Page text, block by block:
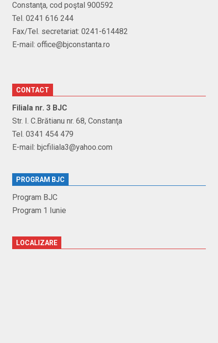
Constanţa, cod poştal 900592
Tel. 0241 616 244
Fax/Tel. secretariat: 0241-614482
E-mail: office@bjconstanta.ro
CONTACT
Filiala nr. 3 BJC
Str. I. C.Brătianu nr. 68, Constanţa
Tel. 0341 454 479
E-mail: bjcfiliala3@yahoo.com
PROGRAM BJC
Program BJC
Program 1 Iunie
LOCALIZARE